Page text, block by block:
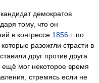
демократов
тому, что он
в конгрессе 1856 г. по
разожгли страсти в
друг против друга
мог некоторое время
стремясь если не